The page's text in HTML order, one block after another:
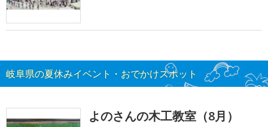
岐阜県の夏休みイベント・おでかけスポット
よのさんの木工教室（8月）